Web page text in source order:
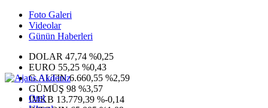
Foto Galeri
Videolar
Günün Haberleri
DOLAR 47,74 %0,25
EURO 55,25 %0,43
G.ALTIN6.660,55 %2,59
GÜMÜŞ 98 %3,57
IMKB 13.779,39 %-0,14
Otel